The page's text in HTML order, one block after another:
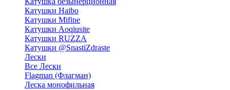
Катушки Haibo
Катушки Mifine
Катушки Aoqiusite
Катушки RUZZA
Катушки @SnastiZdraste
Лески
Все Лески
Flagman (Флагман)
Леска монофильная